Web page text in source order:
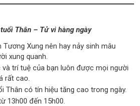
Thân – Tử vi hàng ngày
Tương Xung nên hay nảy sinh mâu
xung quanh.
và trí tuệ của bạn luôn được mọi người
rất cao.
Thân có tín hiệu tăng cao trong ngày.
13h00 đến 15h00.